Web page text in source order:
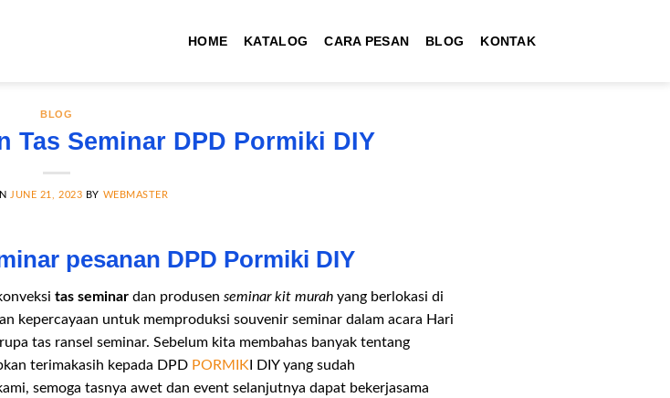
HOME KATALOG CARA PESAN BLOG KONTAK
BLOG
Tas Seminar DPD Pormiki DIY
JUNE 21, 2023 BY WEBMASTER
pesanan DPD Pormiki DIY
tas seminar dan produsen seminar kit murah yang berlokasi di
kepercayaan untuk memproduksi souvenir seminar dalam acara Hari
tas ransel seminar. Sebelum kita membahas banyak tentang
terimakasih kepada DPD PORMIK I DIY yang sudah
semoga tasnya awet dan event selanjutnya dapat bekerjasama